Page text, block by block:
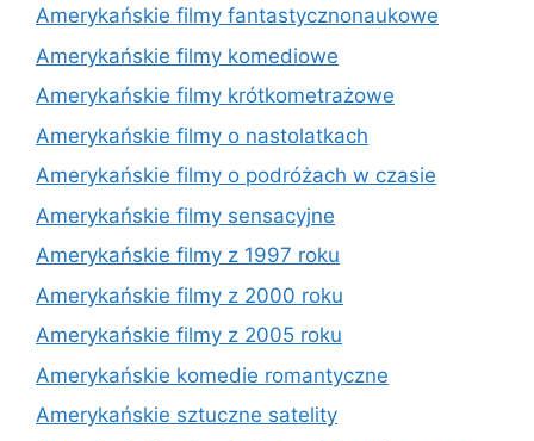
Amerykańskie filmy fantastycznonaukowe
Amerykańskie filmy komediowe
Amerykańskie filmy krótkometrażowe
Amerykańskie filmy o nastolatkach
Amerykańskie filmy o podróżach w czasie
Amerykańskie filmy sensacyjne
Amerykańskie filmy z 1997 roku
Amerykańskie filmy z 2000 roku
Amerykańskie filmy z 2005 roku
Amerykańskie komedie romantyczne
Amerykańskie sztuczne satelity